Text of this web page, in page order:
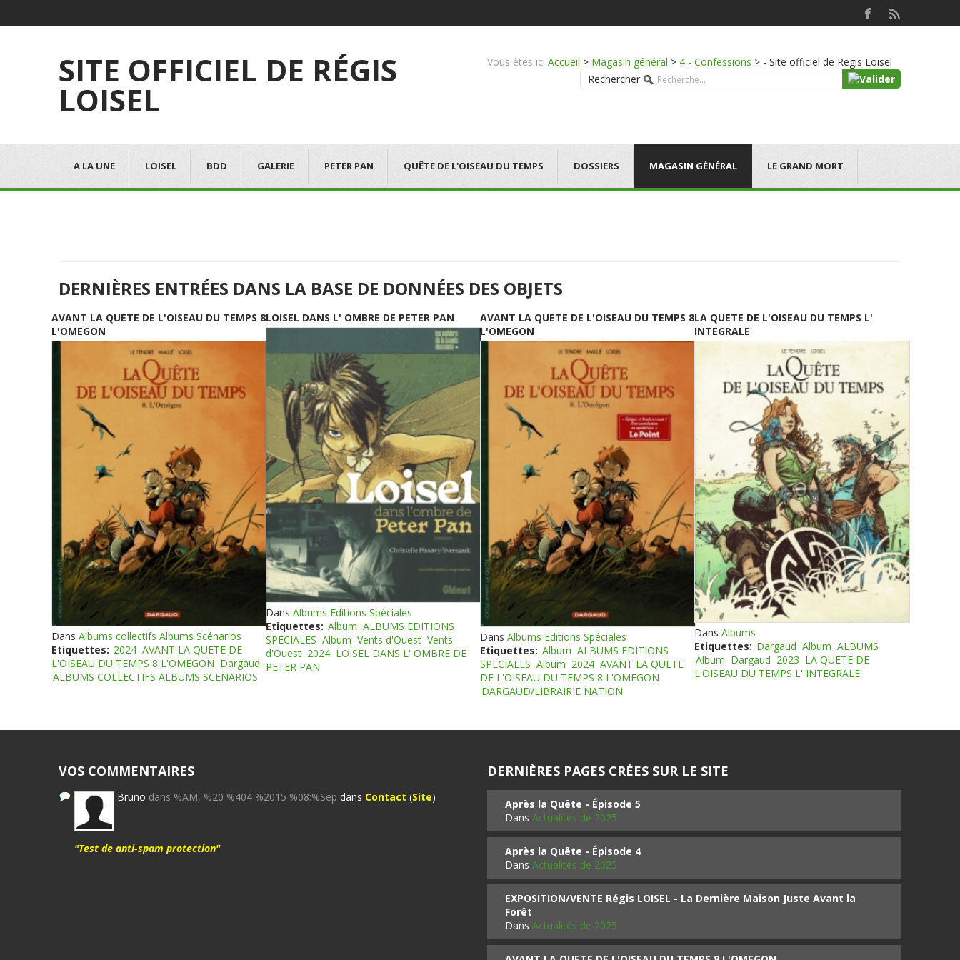
SITE OFFICIEL DE RÉGIS
LOISEL
Vous êtes ici Accueil > Magasin général > 4 - Confessions > - Site officiel de Regis Loisel
Rechercher
A LA UNE LOISEL BDD GALERIE PETER PAN QUÊTE DE L'OISEAU DU TEMPS DOSSIERS MAGASIN GÉNÉRAL LE GRAND MORT
DERNIÈRES ENTRÉES DANS LA BASE DE DONNÉES DES OBJETS
AVANT LA QUETE DE L'OISEAU DU TEMPS 8
L'OMEGON
Dans Albums collectifs Albums Scénarios
Etiquettes: 2024 AVANT LA QUETE DE
L'OISEAU DU TEMPS 8 L'OMEGON Dargaud
ALBUMS COLLECTIFS ALBUMS SCENARIOS
LOISEL DANS L' OMBRE DE PETER PAN
Dans Albums Editions Spéciales
Etiquettes: Album ALBUMS EDITIONS
SPECIALES Album Vents d'Ouest Vents
d'Ouest 2024 LOISEL DANS L' OMBRE DE
PETER PAN
AVANT LA QUETE DE L'OISEAU DU TEMPS 8
L'OMEGON
Dans Albums Editions Spéciales
Etiquettes: Album ALBUMS EDITIONS
SPECIALES Album 2024 AVANT LA QUETE
DE L'OISEAU DU TEMPS 8 L'OMEGON
DARGAUD/LIBRAIRIE NATION
LA QUETE DE L'OISEAU DU TEMPS L'
INTEGRALE
Dans Albums
Etiquettes: Dargaud Album ALBUMS
Album Dargaud 2023 LA QUETE DE
L'OISEAU DU TEMPS L' INTEGRALE
VOS COMMENTAIRES
Bruno dans %AM, %20 %404 %2015 %08:%Sep dans Contact (Site)
"Test de anti-spam protection"
DERNIÈRES PAGES CRÉES SUR LE SITE
Après la Quête - Épisode 5
Dans Actualités de 2025
Après la Quête - Épisode 4
Dans Actualités de 2025
EXPOSITION/VENTE Régis LOISEL - La Dernière Maison Juste Avant la
Forêt
Dans Actualités de 2025